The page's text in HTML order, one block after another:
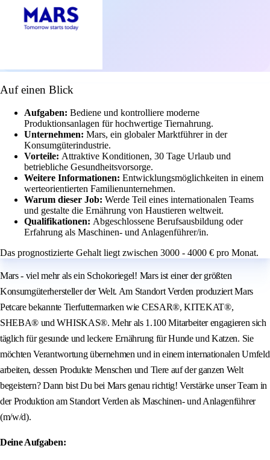
Auf einen Blick
Aufgaben: Bediene und kontrolliere moderne
Produktionsanlagen für hochwertige Tiernahrung.
Unternehmen: Mars, ein globaler Marktführer in der
Konsumgüterindustrie.
Vorteile: Attraktive Konditionen, 30 Tage Urlaub und
betriebliche Gesundheitsvorsorge.
Weitere Informationen: Entwicklungsmöglichkeiten in einem
werteorientierten Familienunternehmen.
Warum dieser Job: Werde Teil eines internationalen Teams
und gestalte die Ernährung von Haustieren weltweit.
Qualifikationen: Abgeschlossene Berufsausbildung oder
Erfahrung als Maschinen- und Anlagenführer/in.
Das prognostizierte Gehalt liegt zwischen 3000 - 4000 € pro Monat.
Mars - viel mehr als ein Schokoriegel! Mars ist einer der größten
Konsumgüterhersteller der Welt. Am Standort Verden produziert Mars
Petcare bekannte Tierfuttermarken wie CESAR®, KITEKAT®,
SHEBA® und WHISKAS®. Mehr als 1.100 Mitarbeiter engagieren sich
täglich für gesunde und leckere Ernährung für Hunde und Katzen. Sie
möchten Verantwortung übernehmen und in einem internationalen Umfeld
arbeiten, dessen Produkte Menschen und Tiere auf der ganzen Welt
begeistern? Dann bist Du bei Mars genau richtig! Verstärke unser Team in
der Produktion am Standort Verden als Maschinen- und Anlagenführer
(m/w/d).
Deine Aufgaben: